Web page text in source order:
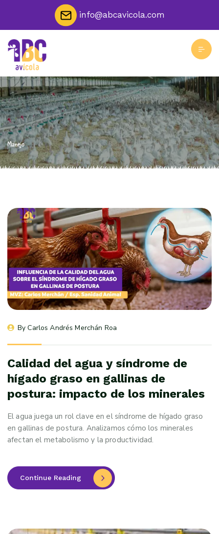
info@abcavicola.com
Manejo
By Carlos Andrés Merchán Roa
Calidad del agua y síndrome de
hígado graso en gallinas de
postura: impacto de los minerales
El agua juega un rol clave en el síndrome de hígado graso
en gallinas de postura. Analizamos cómo los minerales
afectan el metabolismo y la productividad.
Continue Reading